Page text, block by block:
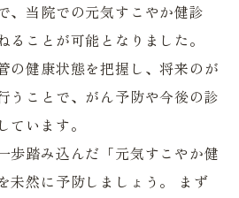
、当院での元気すこやか健診
ることが可能となりました。
の健康状態を把握し、将来のが
うことで、がん予防や今後の診
います。
歩踏み込んだ「元気すこやか健
未然に予防しましょう。 まず